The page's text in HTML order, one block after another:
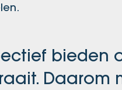
bieden
Daarom